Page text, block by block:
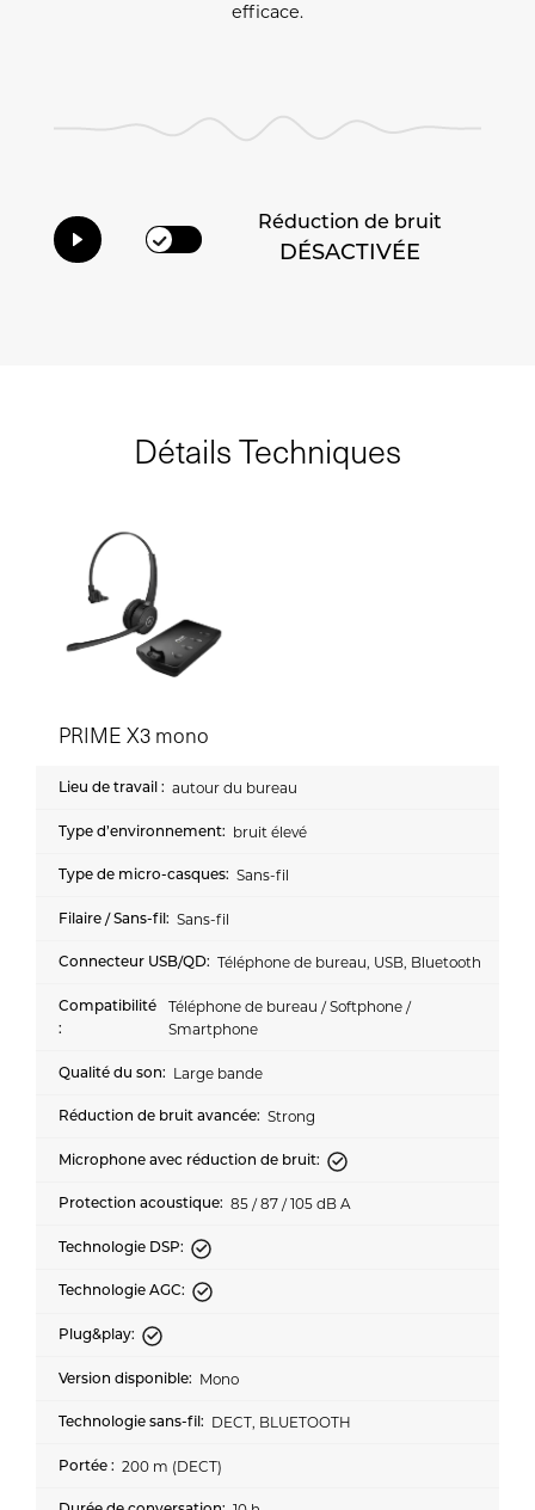
efficace.
Réduction de bruit
DÉSACTIVÉE
Détails Techniques
PRIME X3 mono
autour du bureau
bruit élevé
Sans-fil
Sans-fil
Téléphone de bureau, USB, Bluetooth
Téléphone de bureau / Softphone /
Smartphone
Large bande
Strong
85 / 87 / 105 dB A
Mono
DECT, BLUETOOTH
200 m (DECT)